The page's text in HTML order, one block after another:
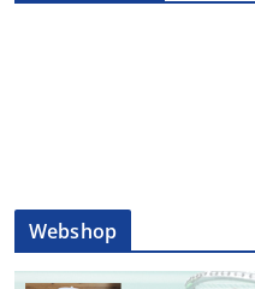
Webshop